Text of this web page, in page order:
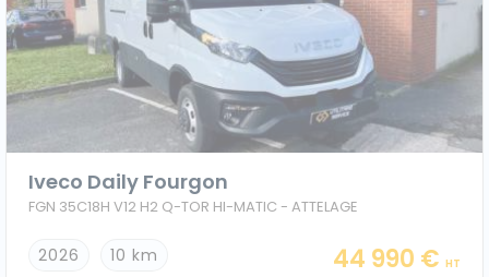
Iveco Daily Fourgon
FGN 35C18H V12 H2 Q-TOR HI-MATIC - ATTELAGE
2026 10 km 44 990 € HT